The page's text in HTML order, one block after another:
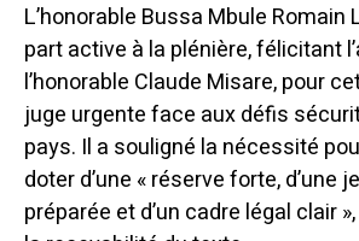
L’honorable Bussa Mbule Romain
part active à la plénière, félicitant
l’honorable Claude Misare, pour
juge urgente face aux défis
pays. Il a souligné la nécessité
doter d’une « réserve forte, d’une
préparée et d’un cadre légal clair